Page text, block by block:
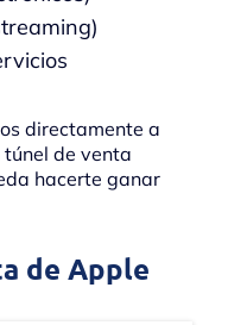
directamente a
túnel de venta
hacerte ganar
de Apple